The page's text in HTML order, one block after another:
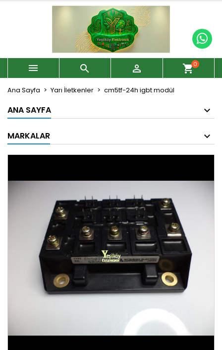
   shopping_cart0
Ana Sayfa Yarı İletkenler cm5tf-24h igbt modül
ANA SAYFA
MARKALAR